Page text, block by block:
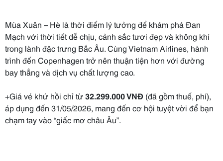
Mùa Xuân – Hè là thời điểm lý tưởng để khám phá Đan
Mạch với thời tiết dễ chịu, cảnh sắc tươi đẹp và không khí
trong lành đặc trưng Bắc Âu. Cùng Vietnam Airlines, hành
trình đến Copenhagen trở nên thuận tiện hơn với đường
bay thẳng và dịch vụ chất lượng cao.
+Giá vé khứ hồi chỉ từ32.299.000 VNĐ (đã gồm thuế, phí),
áp dụng đến 31/05/2026, mang đến cơ hội tuyệt vời để bạn
chạm tay vào “giấc mơ châu Âu”.